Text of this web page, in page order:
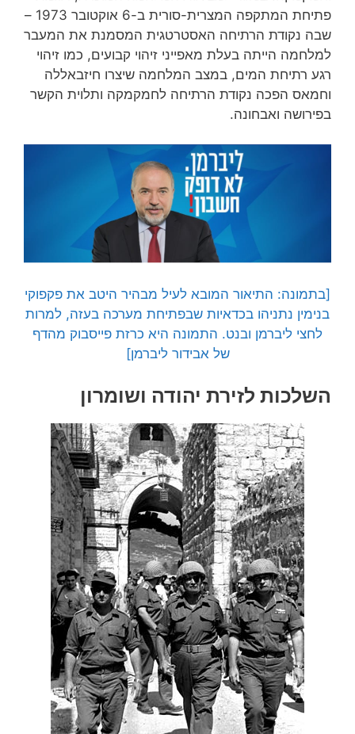
פתיחת המתקפה המצרית-סורית ב-6 אוקטובר 1973 –
שבה נקודת הרתיחה האסטרטגית המסמנת את המעבר
למלחמה הייתה בעלת מאפייני זיהוי קבועים, כמו זיהוי
רגע רתיחת המים, במצב המלחמה שיצרו חיזבאללה
וחמאס הפכה נקודת הרתיחה לחמקמקה ותלוית הקשר
בפירושה ואבחונה.
[בתמונה: התיאור המובא לעיל מבהיר היטב את פקפוקי
בנימין נתניהו בכדאיות שבפתיחת מערכה בעזה, למרות
לחצי ליברמן ובנט. התמונה היא כרזת פייסבוק מהדף
של אבידור ליברמן]
השלכות לזירת יהודה ושומרון